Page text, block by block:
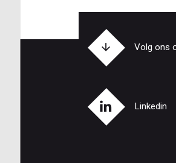
Volg ons
Linkedin